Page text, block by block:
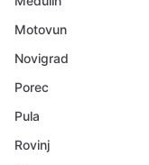
Motovun
Novigrad
Porec
Pula
Rovinj